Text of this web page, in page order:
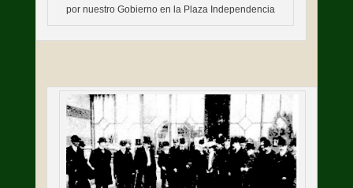
por nuestro Gobierno en la Plaza Independencia